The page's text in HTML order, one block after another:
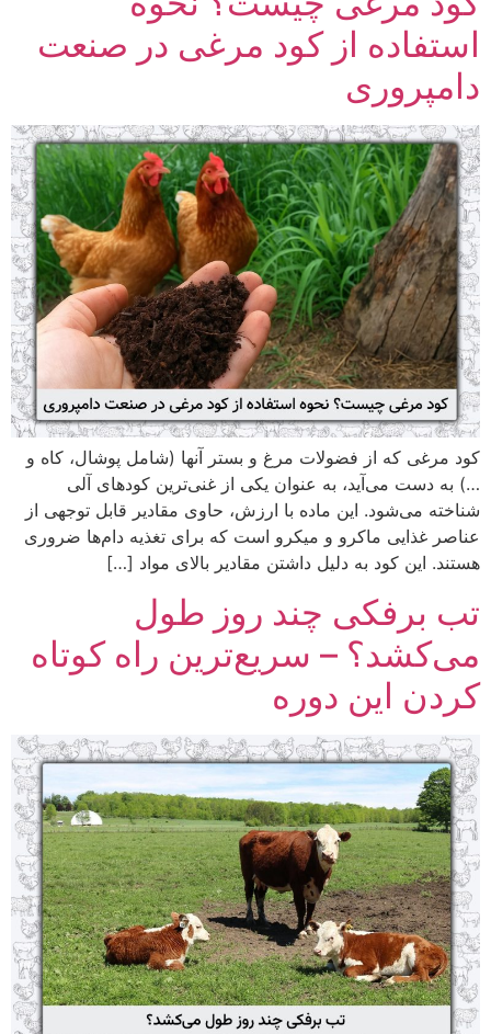
استفاده از کود مرغی در صنعت
دامپروری
کود مرغی که از فضولات مرغ و بستر آنها (شامل پوشال، کاه و
…) به دست می‌آید، به عنوان یکی از غنی‌ترین کودهای آلی
شناخته می‌شود. این ماده با ارزش، حاوی مقادیر قابل توجهی از
عناصر غذایی ماکرو و میکرو است که برای تغذیه دام‌ها ضروری
هستند. این کود به دلیل داشتن مقادیر بالای مواد […]
تب برفکی چند روز طول
می‌کشد؟ – سریع‌ترین راه کوتاه
کردن این دوره